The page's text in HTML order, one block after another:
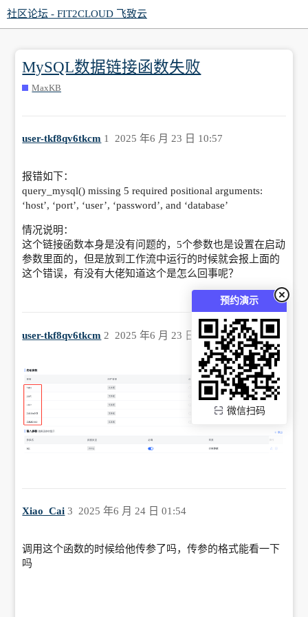
预约演示
微信扫码
社区论坛 - FIT2CLOUD 飞致云
MySQL数据链接函数失败
MaxKB
user-tkf8qv6tkcm 2025 年6 月 23 日 10:57
1
报错如下：
query_mysql() missing 5 required positional arguments:
‘host’, ‘port’, ‘user’, ‘password’, and ‘database’
情况说明：
这个链接函数本身是没有问题的，5个参数也是设置在启动
参数里面的，但是放到工作流中运行的时候就会报上面的
这个错误，有没有大佬知道这个是怎么回事呢？
user-tkf8qv6tkcm 2025 年6 月 23 日 10:59
2
Xiao_Cai 2025 年6 月 24 日 01:54
3
调用这个函数的时候给他传参了吗，传参的格式能看一下
吗